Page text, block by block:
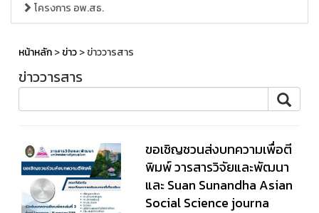
โครงการ อพ.สธ.
หน้าหลัก>ข่าว> ข่าววารสาร
ข่าววารสาร
ขอเชิญชวนส่งบทความเพื่อตี
พิมพ์ วารสารวิจัยและพัฒนา
และ Suan Sunandha Asian
Social Science journa